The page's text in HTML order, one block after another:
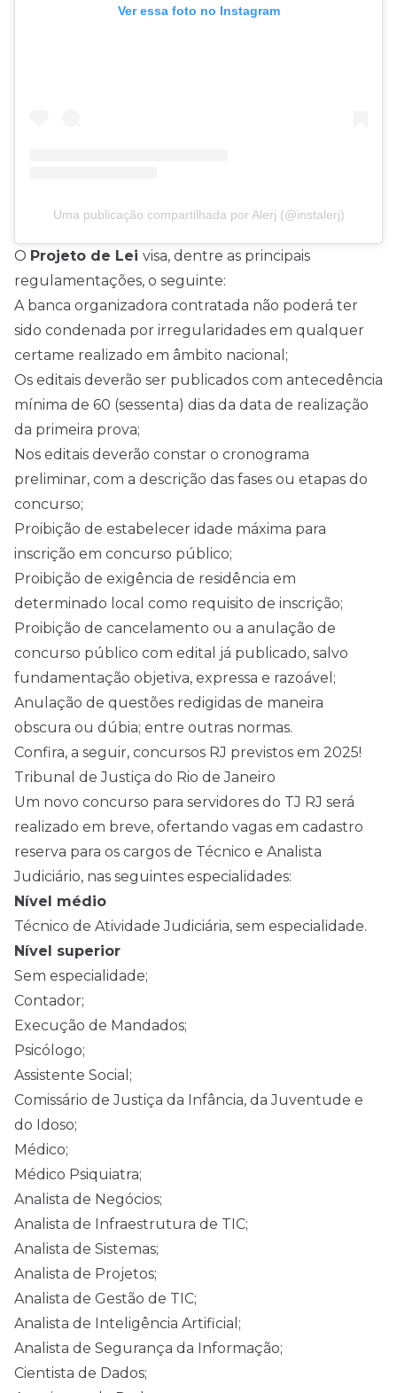
Ver essa foto no Instagram
Uma publicação compartilhada por Alerj (@instalerj)
O Projeto de Lei visa, dentre as principais
regulamentações, o seguinte:
A banca organizadora contratada não poderá ter
sido condenada por irregularidades em qualquer
certame realizado em âmbito nacional;
Os editais deverão ser publicados com antecedência
mínima de 60 (sessenta) dias da data de realização
da primeira prova;
Nos editais deverão constar o cronograma
preliminar, com a descrição das fases ou etapas do
concurso;
Proibição de estabelecer idade máxima para
inscrição em concurso público;
Proibição de exigência de residência em
determinado local como requisito de inscrição;
Proibição de cancelamento ou a anulação de
concurso público com edital já publicado, salvo
fundamentação objetiva, expressa e razoável;
Anulação de questões redigidas de maneira
obscura ou dúbia; entre outras normas.
Confira, a seguir, concursos RJ previstos em 2025!
Tribunal de Justiça do Rio de Janeiro
Um novo concurso para servidores do TJ RJ será
realizado em breve, ofertando vagas em cadastro
reserva para os cargos de Técnico e Analista
Judiciário, nas seguintes especialidades:
Nível médio
Técnico de Atividade Judiciária, sem especialidade.
Nível superior
Sem especialidade;
Contador;
Execução de Mandados;
Psicólogo;
Assistente Social;
Comissário de Justiça da Infância, da Juventude e
do Idoso;
Médico;
Médico Psiquiatra;
Analista de Negócios;
Analista de Infraestrutura de TIC;
Analista de Sistemas;
Analista de Projetos;
Analista de Gestão de TIC;
Analista de Inteligência Artificial;
Analista de Segurança da Informação;
Cientista de Dados;